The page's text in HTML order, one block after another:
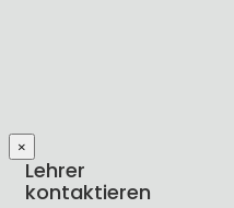
×
Lehrer
kontaktieren